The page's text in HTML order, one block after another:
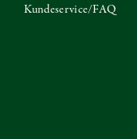
Kundeservice/FAQ